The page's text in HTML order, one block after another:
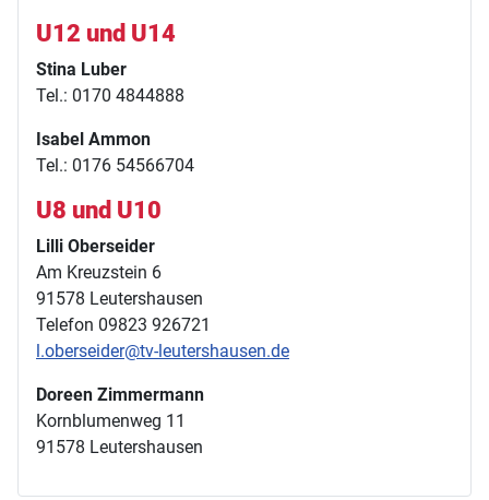
U12 und U14
Stina Luber
Tel.: 0170 4844888
Isabel Ammon
Tel.: 0176 54566704
U8 und U10
Lilli Oberseider
Am Kreuzstein 6
91578 Leutershausen
Telefon 09823 926721
l.oberseider@tv-leutershausen.de
Doreen Zimmermann
Kornblumenweg 11
91578 Leutershausen